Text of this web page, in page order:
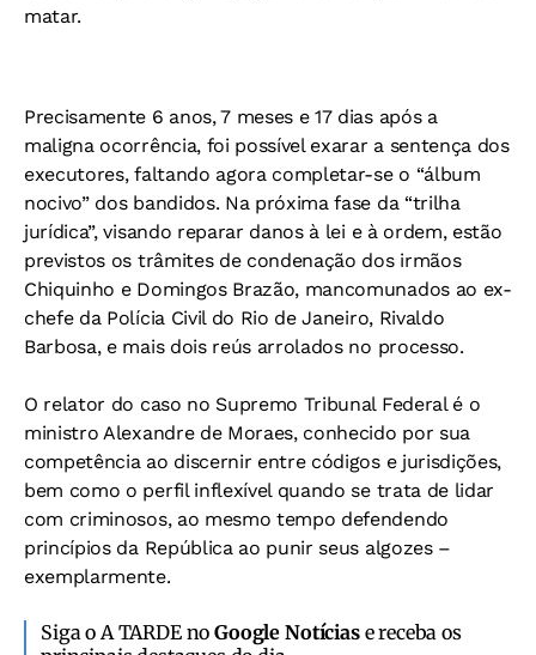
matar.
Precisamente 6 anos, 7 meses e 17 dias após a
maligna ocorrência, foi possível exarar a sentença dos
executores, faltando agora completar-se o “álbum
nocivo” dos bandidos. Na próxima fase da “trilha
jurídica”, visando reparar danos à lei e à ordem, estão
previstos os trâmites de condenação dos irmãos
Chiquinho e Domingos Brazão, mancomunados ao ex-
chefe da Polícia Civil do Rio de Janeiro, Rivaldo
Barbosa, e mais dois reús arrolados no processo.
O relator do caso no Supremo Tribunal Federal é o
ministro Alexandre de Moraes, conhecido por sua
competência ao discernir entre códigos e jurisdições,
bem como o perfil inflexível quando se trata de lidar
com criminosos, ao mesmo tempo defendendo
princípios da República ao punir seus algozes –
exemplarmente.
Siga o A TARDE noGoogle Notíciase receba os